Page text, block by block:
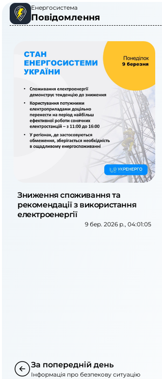
Енергосистема
Повідомлення
Зниження споживання та
рекомендації з використання
електроенергії
9 бер. 2026 р., 04:01:05
За попередній день
Інформація про безпекову ситуацію